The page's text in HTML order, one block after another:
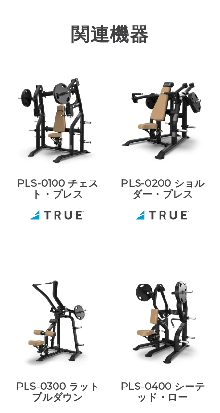
関連機器
PLS-0100 チェス
ト・プレス
PLS-0200 ショル
ダー・プレス
PLS-0300 ラット
プルダウン
PLS-0400 シーテ
ッド・ロー